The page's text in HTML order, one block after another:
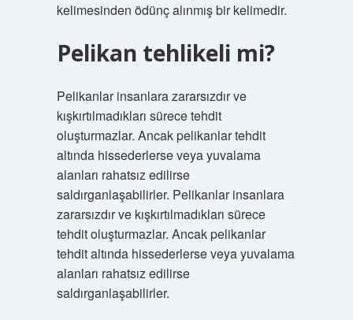
kelimesinden ödünç alınmış bir kelimedir.
Pelikan tehlikeli mi?
Pelikanlar insanlara zararsızdır ve
kışkırtılmadıkları sürece tehdit
oluşturmazlar. Ancak pelikanlar tehdit
altında hissederlerse veya yuvalama
alanları rahatsız edilirse
saldırganlaşabilirler. Pelikanlar insanlara
zararsızdır ve kışkırtılmadıkları sürece
tehdit oluşturmazlar. Ancak pelikanlar
tehdit altında hissederlerse veya yuvalama
alanları rahatsız edilirse
saldırganlaşabilirler.